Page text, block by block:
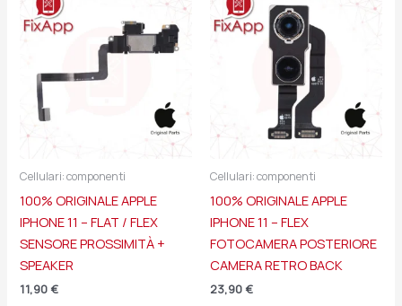
Cellulari: componenti
100% ORIGINALE APPLE
IPHONE 11 – FLAT / FLEX
SENSORE PROSSIMITÀ +
SPEAKER
11,90 €
Cellulari: componenti
100% ORIGINALE APPLE
IPHONE 11 – FLEX
FOTOCAMERA POSTERIORE
CAMERA RETRO BACK
23,90 €